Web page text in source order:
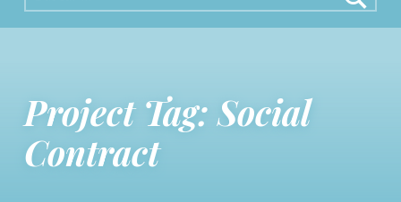
Project Tag:Social
Contract